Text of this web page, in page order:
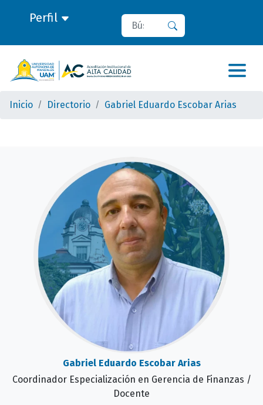
Perfil Buscar
Inicio Directorio Gabriel Eduardo Escobar Arias
Gabriel Eduardo Escobar Arias
Coordinador Especialización en Gerencia de Finanzas /
Docente